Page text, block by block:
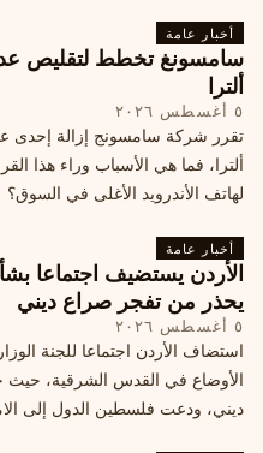
أخبار عامة
ألترا
٥ أغسطس ٢٠٢٦
ألترا، فما هي الأسباب وراء هذا
لهاتف الأندرويد الأغلى في السوق؟
أخبار عامة
الأردن يستضيف اجتماعا
يحذر من تفجر صراع ديني
٥ أغسطس ٢٠٢٦
استضاف الأردن اجتماعا للجنة
الأوضاع في القدس الشرقية،
ديني، ودعت فلسطين الدول إلى